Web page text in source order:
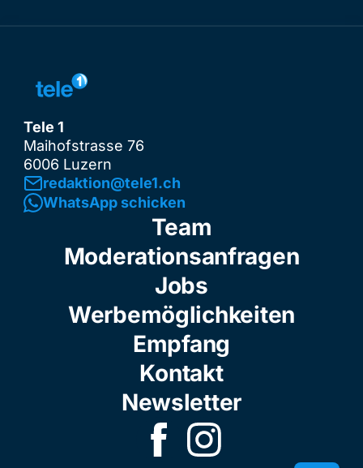
Tele 1
Maihofstrasse 76
6006 Luzern
redaktion@tele1.ch
WhatsApp schicken
Team
Moderationsanfragen
Jobs
Werbemöglichkeiten
Empfang
Kontakt
Newsletter